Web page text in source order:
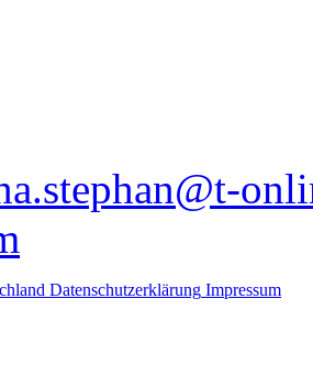
Datenschutzerklärung Impressum